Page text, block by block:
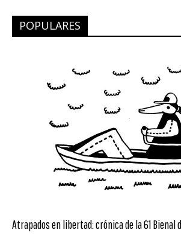
POPULARES
Atrapados en libertad: crónica de la 61 Bienal